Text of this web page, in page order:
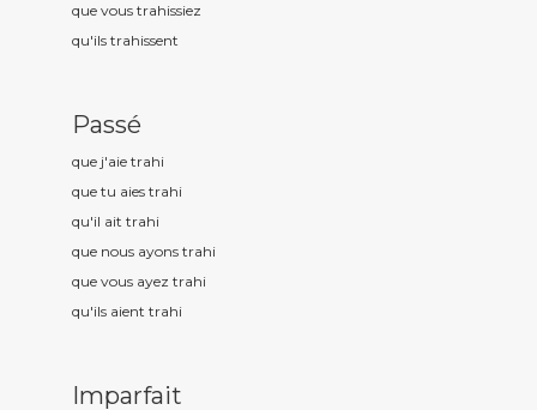
que vous trahissiez
qu'ils trahissent
Passé
que j'aie trahi
que tu aies trahi
qu'il ait trahi
que nous ayons trahi
que vous ayez trahi
qu'ils aient trahi
Imparfait